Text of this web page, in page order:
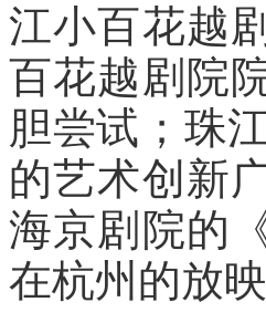
江小百花越
百花越剧院
胆尝试；珠
的艺术创新
海京剧院的
在杭州的放